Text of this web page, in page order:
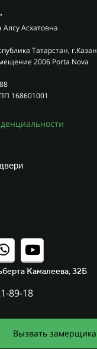
Асхатовна
Татарстан,
2006 Porta Nova
168601001
Камалеева, 32Б
89-18
Вызвать замерщика